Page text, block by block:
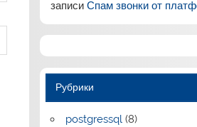
записиСпам звонки от
Рубрики
postgressql (8)